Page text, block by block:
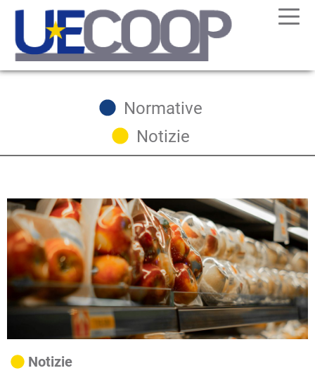
Normative
Notizie
Notizie